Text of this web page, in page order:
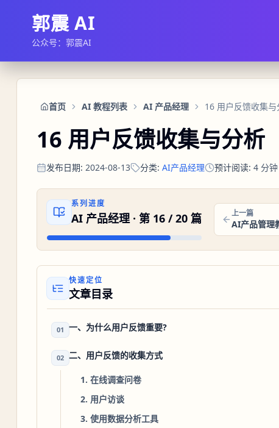
郭震 AI
公众号：郭震AI
首页 AI 教程列表 AI 产品经理 16 用户反馈收集与
16 用户反馈收集与分析
发布日期: 2024-08-13 分类: AI产品经理 预计阅读: 4 分钟
系列进度
AI 产品经理· 第 16/20篇 上一篇
快速定位
文章目录
01 一、为什么用户反馈重要?
02 二、用户反馈的收集方式
1. 在线调查问卷
2. 用户访谈
3. 使用数据分析工具